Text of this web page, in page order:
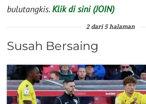
bulutangkis.Klik di sini (JOIN)
2 dari 5 halaman
Susah Bersaing